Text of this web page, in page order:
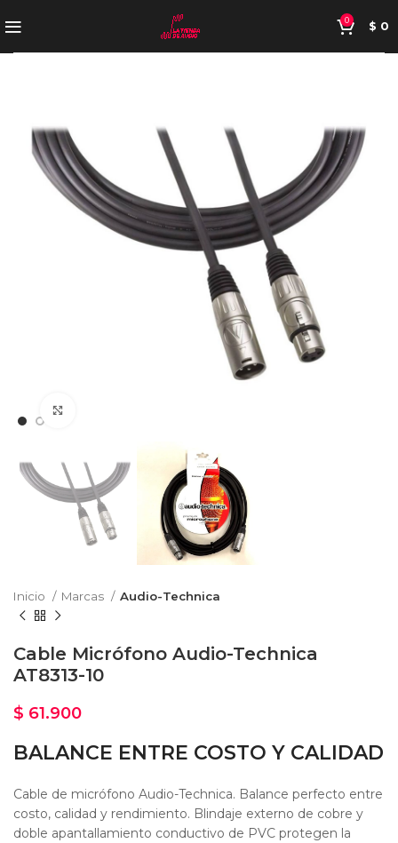
0 $ 0
Inicio Marcas Audio-Technica
Cable Micrófono Audio-Technica
AT8313-10
$ 61.900
BALANCE ENTRE COSTO Y CALIDAD
Cable de micrófono Audio-Technica. Balance perfecto entre
costo, calidad y rendimiento. Blindaje externo de cobre y
doble apantallamiento conductivo de PVC protegen la